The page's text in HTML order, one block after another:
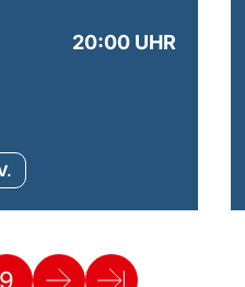
20:00 UHR
9